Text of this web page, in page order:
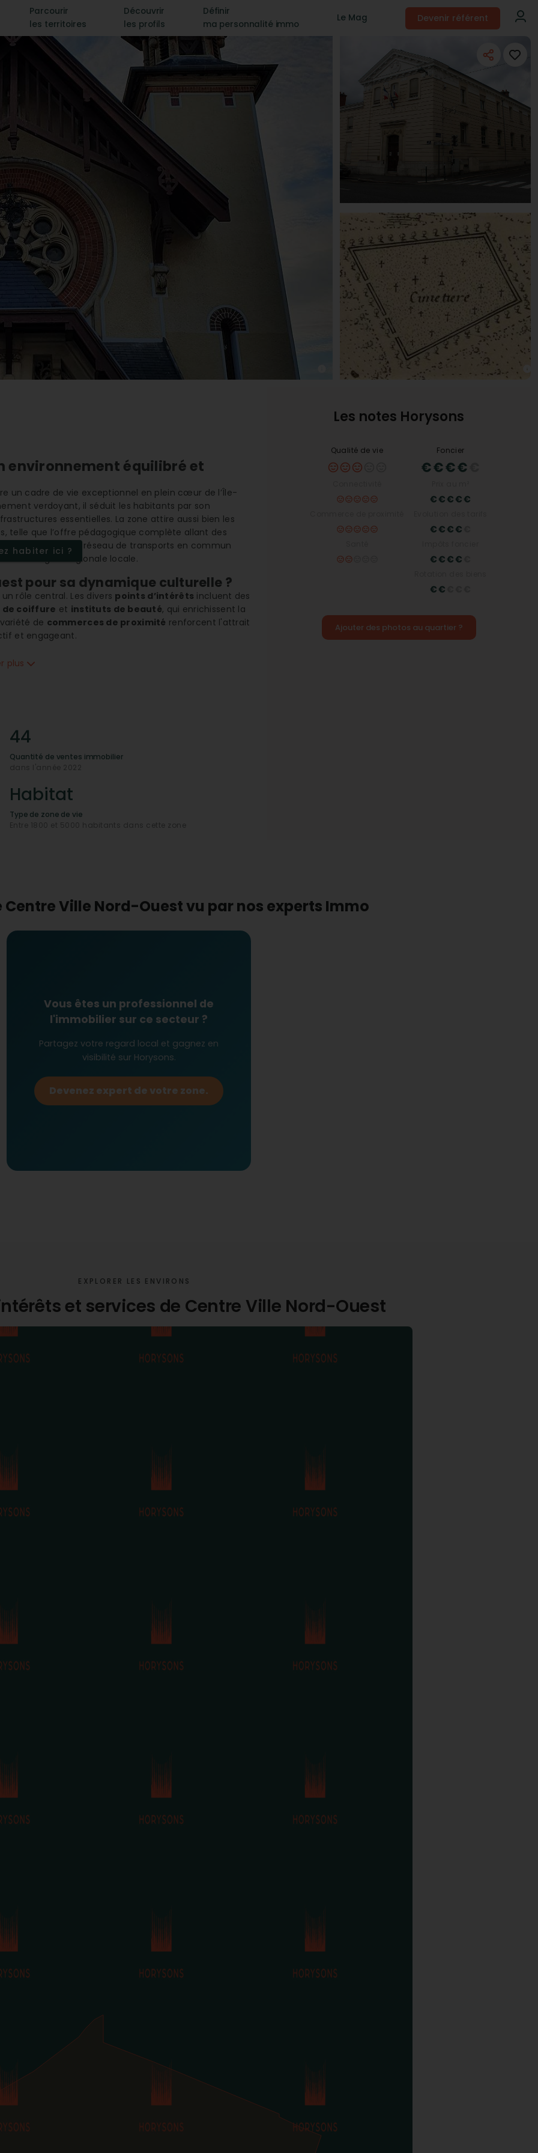
Parcourir
les territoires
Découvrir
les profils
Définir
ma personnalité immo
Le Mag Devenir référent
environnement équilibré et
un cadre de vie exceptionnel en plein cœur de l’Île-
verdoyant, il séduit les habitants par son
essentielles. La zone attire aussi bien les
telle que l’offre pédagogique complète allant des
Avec un réseau de transports en commun
à la gare régionale locale.
habiter ici ?
pour sa dynamique culturelle ?
rôle central. Les divers points d’intérêts incluent des
de coiffure et instituts de beauté, qui enrichissent la
de commerces de proximité renforcent l'attrait
et engageant.
est facilité
quotidiens de ses habitants grâce à ses nombreux
vie élevée qu’offre le quartier, combinée aux vastes
t-il ?
avec un prix
soutenu par la hausse de l’ évolution des prix
Nord-Ouest est particulièrement adapté aux familles.
scolaire fluide et de qualité pour les enfants du
plus
44
Quantité de ventes immobilier
dans l'année 2022
Habitat
Type de zone de vie
Entre 1800 et 5000 habitants dans cette zone
Les notes Horysons
Qualité de vie Foncier
Ajouter des photos au quartier ?
Centre Ville Nord-Ouest vu par nos experts Immo
Vous êtes un professionnel de
l'immobilier sur ce secteur ?
Partagez votre regard local et gagnez en
visibilité sur Horysons.
Devenez expert de votre zone.
EXPLORER LES ENVIRONS
et services de Centre Ville Nord-Ouest